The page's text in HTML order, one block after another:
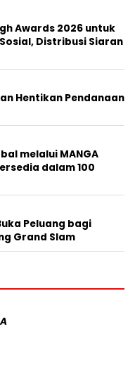
Awards 2026 untuk
Distribusi Siaran
Hentikan Pendanaan
melalui MANGA
dalam 100
Peluang bagi
Grand Slam